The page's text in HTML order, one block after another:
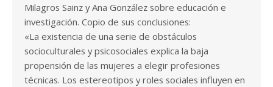
Milagros Sainz y Ana González sobre educación e
investigación. Copio de sus conclusiones:
«La existencia de una serie de obstáculos
socioculturales y psicosociales explica la baja
propensión de las mujeres a elegir profesiones
técnicas. Los estereotipos y roles sociales influyen en